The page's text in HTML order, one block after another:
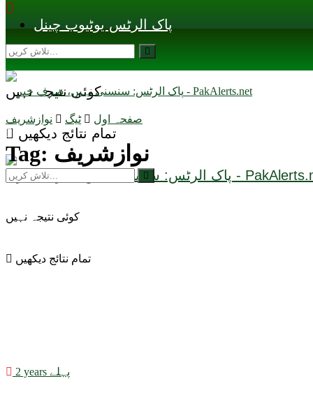
پاک الرٹس یوٹیوب چینل
کوئی نتیجہ نہیں
تمام نتائج دیکھیں
کوئی نتیجہ نہیں
تمام نتائج دیکھیں
صفحہ اول ٹیگ نوازشریف
Tag: نوازشریف
2 years پہلے